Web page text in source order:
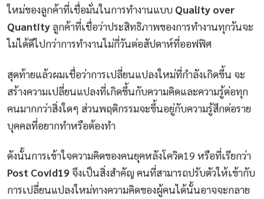
ใหม่ของลูกค้าที่เชื่อมั่นในการทำงานแบบ Quality over
Quantity ลูกค้าที่เชื่อว่าประสิทธิภาพของการทำงานทุกวันจะ
ไม่ได้ดีไปกว่าการทำงานไม่กี่วันต่อสัปดาห์ที่ออฟฟิศ
สุดท้ายแล้วผมเชื่อว่าการเปลี่ยนแปลงใหม่ที่กำลังเกิดขึ้น จะ
สร้างความเปลี่ยนแปลงที่เกิดขึ้นกับความคิดและความรู้ต่อทุก
คนมากกว่าสิ่งใดๆ ส่วนพฤติกรรมจะขึ้นอยู่กับความรู้สึกต่อราย
บุคคลที่อยากทำหรือต้องทำ
ดังนั้นการเข้าใจความคิดของคนยุคหลังโควิด19 หรือที่เรียกว่า
Post Covid19 จึงเป็นสิ่งสำคัญ คนที่สามารถปรับตัวให้เข้ากับ
การเปลี่ยนแปลงใหม่ทางความคิดของผู้คนได้นั้นอาจจะกลาย